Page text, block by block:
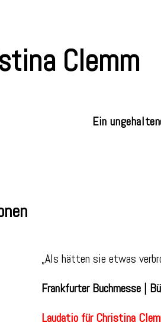
Clemm
Ein
„Als hätten sie etwas
Frankfurter Buchmesse |
Laudatio für Christina